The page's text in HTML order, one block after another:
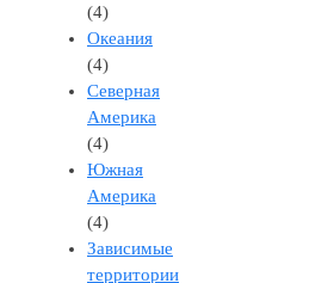
(4)
Океания
(4)
Северная
Америка
(4)
Южная
Америка
(4)
Зависимые
территории